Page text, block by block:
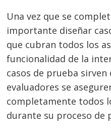
Una vez que se
importante diseñar
que cubran todos los
funcionalidad de la
casos de prueba
evaluadores se
completamente todos
durante su proceso de